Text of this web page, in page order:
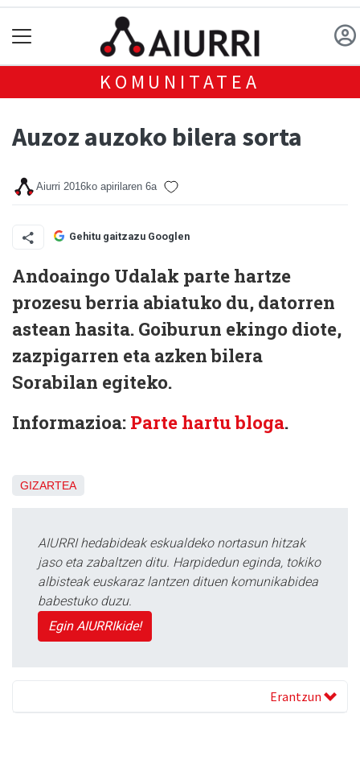
KOMUNITATEA
Auzoz auzoko bilera sorta
Aiurri 2016ko apirilaren 6a
Gehitu gaitzazu Googlen
Andoaingo Udalak parte hartze
prozesu berria abiatuko du, datorren
astean hasita. Goiburun ekingo diote,
zazpigarren eta azken bilera
Sorabilan egiteko.
Informazioa: Parte hartu bloga.
GIZARTEA
AIURRI hedabideak eskualdeko nortasun hitzak
jaso eta zabaltzen ditu. Harpidedun eginda, tokiko
albisteak euskaraz lantzen dituen komunikabidea
babestuko duzu.
Egin AIURRIkide!
Erantzun